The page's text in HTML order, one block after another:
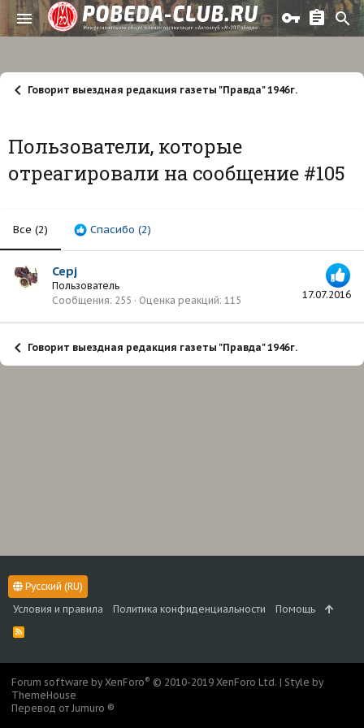
Говорит выездная редакция газеты "Правда" 1946г.
Пользователи, которые
отреагировали на сообщение #105
Все (2) Спасибо (2)
17.07.2016
Серj
Пользователь
Сообщения 255 Оценка реакций 115
Говорит выездная редакция газеты "Правда" 1946г.
Русский (RU)
Условия и правила
Политика конфиденциальности Помощь
R
S
Forum software by XenForo® © 2010-2019 XenForo Ltd. | Style by
ThemeHouse
Перевод от Jumuro ®